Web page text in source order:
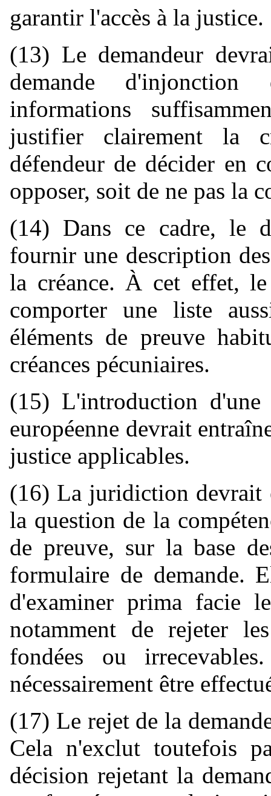
garantir l'accès à la justice.
(13) Le demandeur
demande
informations
justifier clairement la
défendeur de décider en
opposer, soit de ne pas la
(14) Dans ce cadre, le
fournir une description
la créance. À cet effet,
comporter une liste
éléments de preuve
créances pécuniaires.
(15) L'introduction d'une
européenne devrait
justice applicables.
(16) La juridiction devrait
la question de la
de preuve, sur la base
formulaire de demande.
d'examiner prima facie
notamment de rejeter
fondées ou
nécessairement être
(17) Le rejet de la
Cela n'exclut toutefois
décision rejetant la